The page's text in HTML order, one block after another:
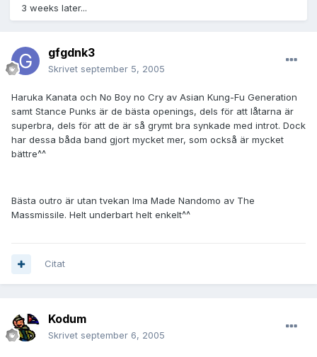
3 weeks later...
gfgdnk3
Skrivet september 5, 2005
Haruka Kanata och No Boy no Cry av Asian Kung-Fu Generation
samt Stance Punks är de bästa openings, dels för att låtarna är
superbra, dels för att de är så grymt bra synkade med introt. Dock
har dessa båda band gjort mycket mer, som också är mycket
bättre^^
Bästa outro är utan tvekan Ima Made Nandomo av The
Massmissile. Helt underbart helt enkelt^^
Citat
Kodum
Skrivet september 6, 2005